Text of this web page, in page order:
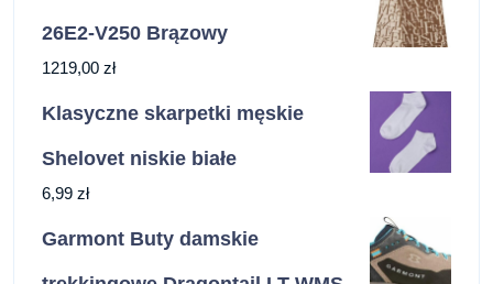
26E2-V250 Brązowy
1219,00 zł
Klasyczne skarpetki męskie
Shelovet niskie białe
6,99 zł
Garmont Buty damskie